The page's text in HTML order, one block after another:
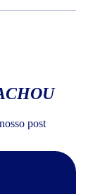
post